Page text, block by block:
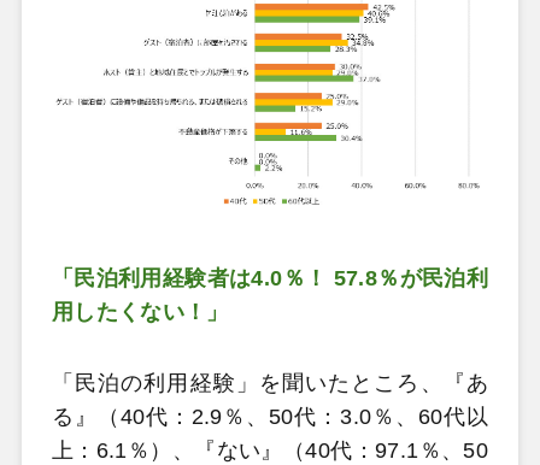
「民泊利用経験者は4.0％！ 57.8％が民泊利
用したくない！」
「民泊の利用経験」を聞いたところ、『あ
る』（40代：2.9％、50代：3.0％、60代以
上：6.1％）、『ない』（40代：97.1％、50